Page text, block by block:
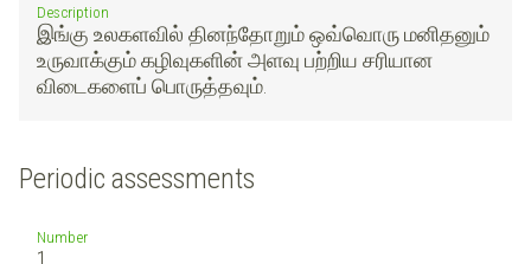
Description
இங்கு உலகளவில் தினந்தோறும் ஒவ்வொரு மனிதனும்
உருவாக்கும் கழிவுகளின் அளவு பற்றிய சரியான
விடைகளைப் பொருத்தவும்.
Periodic assessments
Number
1.